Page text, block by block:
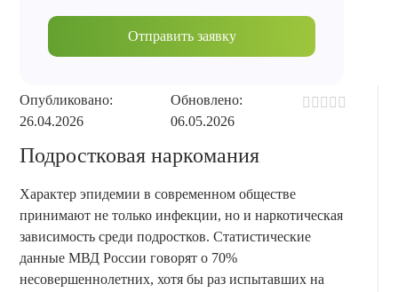
Опубликовано:
26.04.2026
Обновлено:
06.05.2026
Подростковая наркомания
Характер эпидемии в современном обществе
принимают не только инфекции, но и наркотическая
зависимость среди подростков. Статистические
данные МВД России говорят о 70%
несовершеннолетних, хотя бы раз испытавших на
Отправить заявку